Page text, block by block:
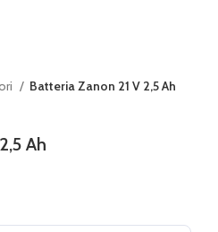
Batteria Zanon 21 V 2,5 Ah
Ah